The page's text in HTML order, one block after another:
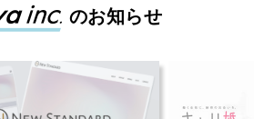
のお知らせ